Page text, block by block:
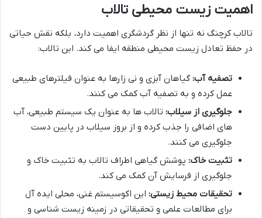
اهمیت زیست محیطی تالاب
تالاب کرچنگ نه تنها از نظر گردشگری اهمیت دارد، بلکه نقش حیاتی
در حفظ تعادل زیست محیطی منطقه ایفا می کند. این تالاب:
تصفیه آب: گیاهان آبزی و نی زارها به عنوان فیلترهای طبیعی
عمل کرده و به تصفیه آب کمک می کنند.
جلوگیری از سیلاب: تالاب ها به عنوان یک سیستم طبیعی، آب
های اضافی را جذب کرده و از بروز سیلاب در پایین دست
جلوگیری می کنند.
تثبیت خاک: پوشش گیاهی اطراف تالاب به تثبیت خاک و
جلوگیری از فرسایش آن کمک می کند.
تحقیقات محیط زیستی: این اکوسیستم غنی، محلی ایده آل
برای مطالعات علمی و تحقیقاتی در زمینه زیست شناسی و